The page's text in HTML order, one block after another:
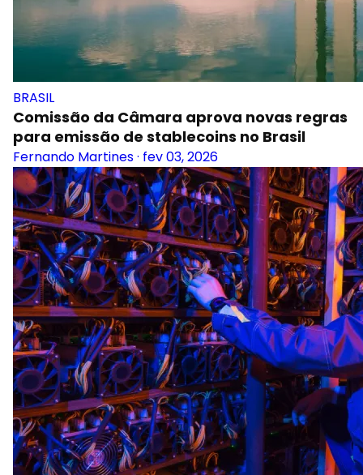
BRASIL
Comissão da Câmara aprova novas regras
para emissão de stablecoins no Brasil
Fernando Martines· fev 03, 2026